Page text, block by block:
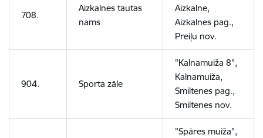
708.
Aizkalnes tautas
nams
Aizkalne,
Aizkalnes pag.,
Preiļu nov.
904. Sporta zāle
"Kalnamuiža 8",
Kalnamuiža,
Smiltenes pag.,
Smiltenes nov.
"Spāres muiža",